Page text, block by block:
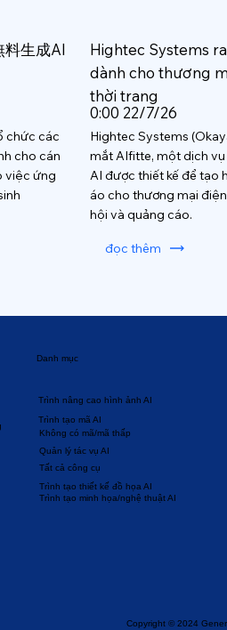
料生成AI
chức các
cho cán
việc ứng
Hightec Systems
dành cho thương
thời trang
0:00 22/7/26
Hightec Systems
mắt AIfitte, một dịch
AI được thiết kế để tạo
áo cho thương mại
hội và quảng cáo.
đọc thêm
Copyright © 2024
Danh mục
Trình nâng cao hình ảnh AI
Trình tạo mã AI
Quản lý tác vụ AI
Không có mã/mã thấp
Trình tạo thiết kế đồ họa AI
Trình tạo minh họa/nghệ thuật AI
Tất cả công cụ